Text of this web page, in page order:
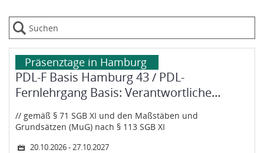
Kurs: PDL-F Basis Hamburg 43 / PDL-Fernlehrgang Basis:
PDL-F Basis Hamburg 43 / PDL-
Fernlehrgang Basis: Verantwortliche
Hervorhebung:
Präsenztage in Hamburg
Untertitel:
// gemäß § 71 SGB XI und den Maßstäben und
Grundsätzen (MuG) nach § 113 SGB XI
Zeitraum: Dienstag, 20. Oktober 2026 bis Mittwoch, 27. Oktober
20.10.2026 - 27.10.2027
Dauer:
Status: